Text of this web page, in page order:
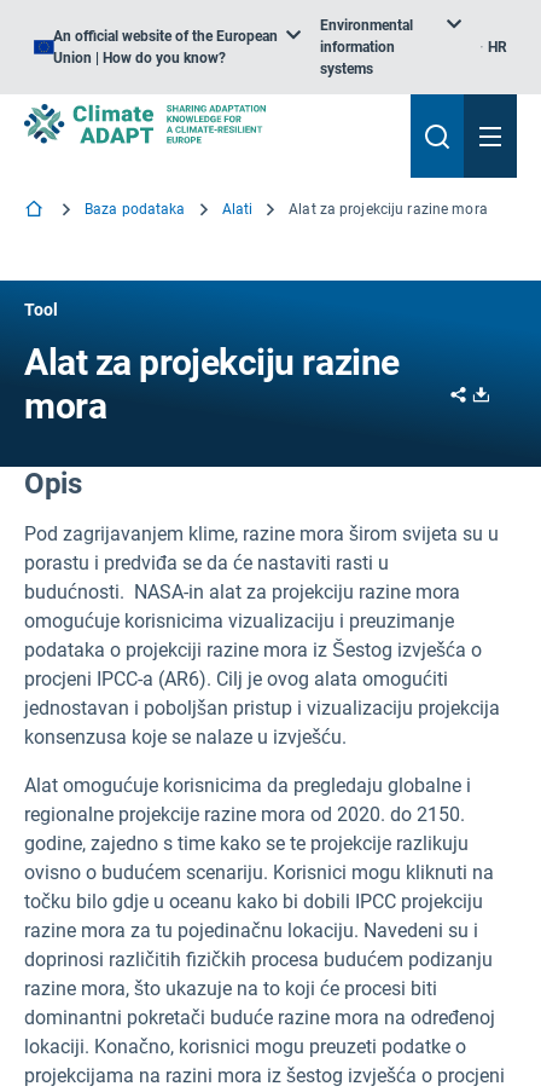
An official website of the European
Union | How do you know?
Environmental
information
systems
HR
Baza podataka Alati Alat za projekciju razine mora
Tool
Alat za projekciju razine
mora
Share
Opis
Pod zagrijavanjem klime, razine mora širom svijeta su u
porastu i predviđa se da će nastaviti rasti u
budućnosti. NASA-in alat za projekciju razine mora
omogućuje korisnicima vizualizaciju i preuzimanje
podataka o projekciji razine mora iz Šestog izvješća o
procjeni IPCC-a (AR6). Cilj je ovog alata omogućiti
jednostavan i poboljšan pristup i vizualizaciju projekcija
konsenzusa koje se nalaze u izvješću.
Alat omogućuje korisnicima da pregledaju globalne i
regionalne projekcije razine mora od 2020. do 2150.
godine, zajedno s time kako se te projekcije razlikuju
ovisno o budućem scenariju. Korisnici mogu kliknuti na
točku bilo gdje u oceanu kako bi dobili IPCC projekciju
razine mora za tu pojedinačnu lokaciju. Navedeni su i
doprinosi različitih fizičkih procesa budućem podizanju
razine mora, što ukazuje na to koji će procesi biti
dominantni pokretači buduće razine mora na određenoj
lokaciji. Konačno, korisnici mogu preuzeti podatke o
projekcijama na razini mora iz šestog izvješća o procjeni